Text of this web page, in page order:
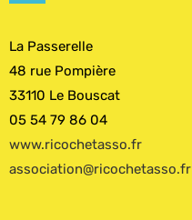
La Passerelle
48 rue Pompière
33110 Le Bouscat
05 54 79 86 04
www.ricochetasso.fr
association@ricochetasso.fr